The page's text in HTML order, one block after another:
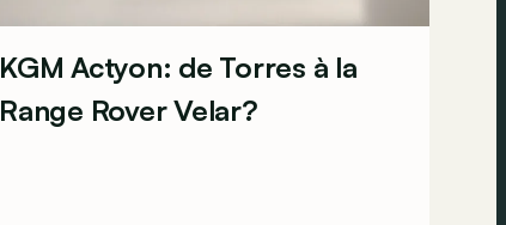
KGM Actyon: de Torres à la
Range Rover Velar?